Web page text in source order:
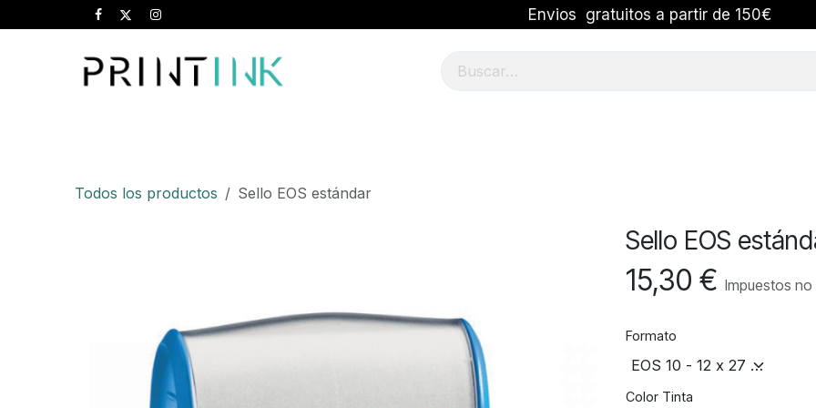
Ir al contenido Envios gratuitos a partir de 150€
Todos los productos Sello EOS estándar
Sello EOS
15,30 € Impuestos no
Formato
Color Tinta